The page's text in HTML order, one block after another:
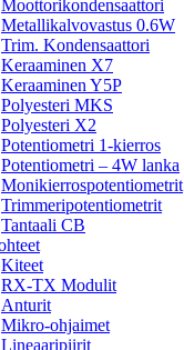
Moottorikondensaattori
Metallikalvovastus 0.6W
Trim. Kondensaattori
Keraaminen X7
Keraaminen Y5P
Polyesteri MKS
Polyesteri X2
Potentiometri 1-kierros
Potentiometri – 4W lanka
Monikierrospotentiometrit
Trimmeripotentiometrit
Tantaali CB
Kiteet
RX-TX Modulit
Anturit
Mikro-ohjaimet
Lineaaripiirit